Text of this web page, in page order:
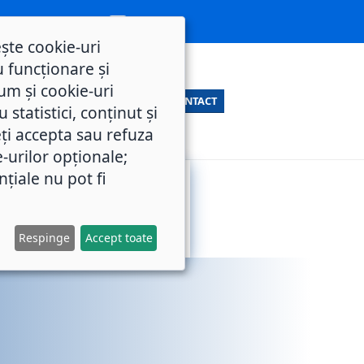
CONTACT
cookie-uri
funcționare și
și cookie-uri
statistici, conținut și
accepta sau refuza
urilor opționale;
nu pot fi
Respinge Accept toate